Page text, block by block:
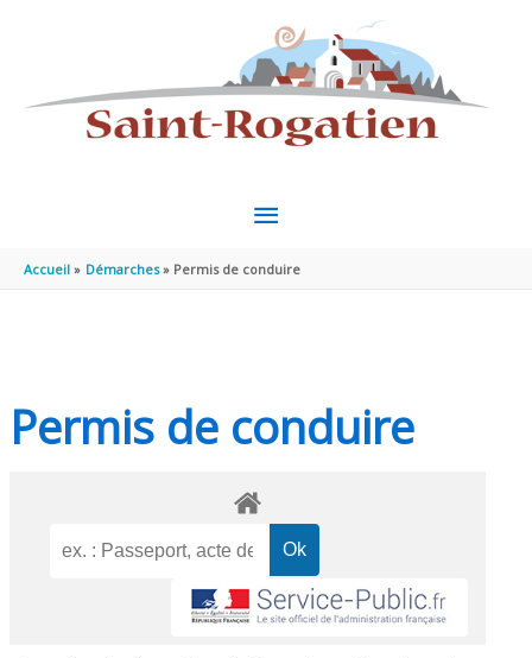
MENU
PRINCIPAL
Accueil Démarches Permis de conduire
Permis de conduire